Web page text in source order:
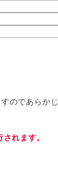
のであらかじ
れます。